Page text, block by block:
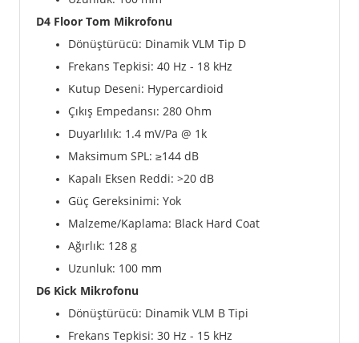
D4 Floor Tom Mikrofonu
Dönüştürücü: Dinamik VLM Tip D
Frekans Tepkisi: 40 Hz - 18 kHz
Kutup Deseni: Hypercardioid
Çıkış Empedansı: 280 Ohm
Duyarlılık: 1.4 mV/Pa @ 1k
Maksimum SPL: ≥144 dB
Kapalı Eksen Reddi: >20 dB
Güç Gereksinimi: Yok
Malzeme/Kaplama: Black Hard Coat
Ağırlık: 128 g
Uzunluk: 100 mm
D6 Kick Mikrofonu
Dönüştürücü: Dinamik VLM B Tipi
Frekans Tepkisi: 30 Hz - 15 kHz